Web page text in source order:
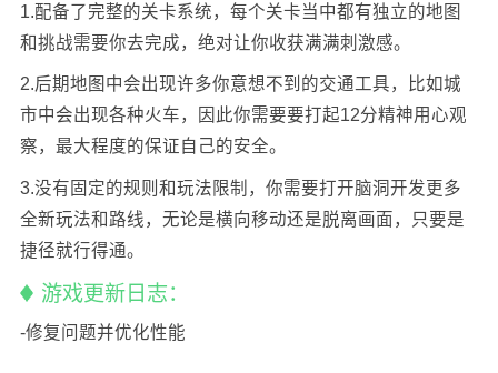
1.配备了完整的关卡系统，每个关卡当中都有独立的地图
和挑战需要你去完成，绝对让你收获满满刺激感。
2.后期地图中会出现许多你意想不到的交通工具，比如城
市中会出现各种火车，因此你需要要打起12分精神用心观
察，最大程度的保证自己的安全。
3.没有固定的规则和玩法限制，你需要打开脑洞开发更多
全新玩法和路线，无论是横向移动还是脱离画面，只要是
捷径就行得通。
游戏更新日志：
-修复问题并优化性能